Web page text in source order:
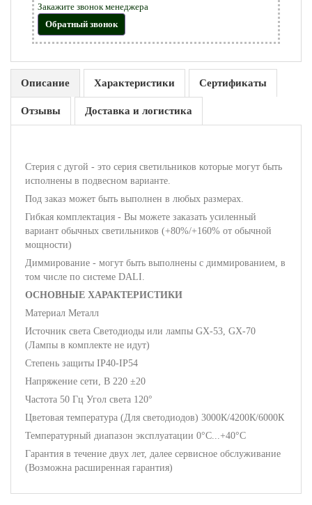
Закажите звонок менеджера
Обратный звонок
Описание Характеристики Сертификаты
Отзывы Доставка и логистика
Стерия с дугой - это серия светильников которые могут быть
исполнены в подвесном варианте.
Под заказ может быть выполнен в любых размерах.
Гибкая комплектация - Вы можете заказать усиленный
вариант обычных светильников (+80%/+160% от обычной
мощности)
Диммирование - могут быть выполнены с диммированием, в
том числе по системе DALI.
ОСНОВНЫЕ ХАРАКТЕРИСТИКИ
Материал Металл
Источник света Светодиоды или лампы GX-53, GX-70
(Лампы в комплекте не идут)
Степень защиты IP40-IP54
Напряжение сети, В 220 ±20
Частота 50 Гц Угол света 120°
Цветовая температура (Для светодиодов) 3000К/4200К/6000К
Температурный диапазон эксплуатации 0°С...+40°С
Гарантия в течение двух лет, далее сервисное обслуживание
(Возможна расширенная гарантия)